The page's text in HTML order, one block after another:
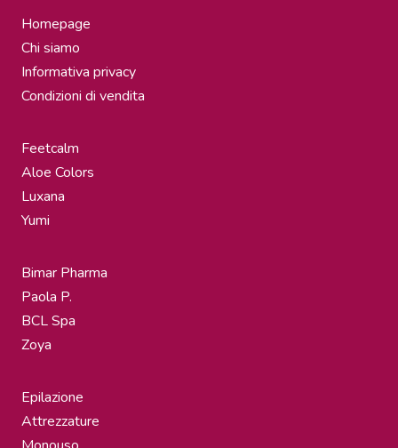
Homepage
Chi siamo
Informativa privacy
Condizioni di vendita
Feetcalm
Aloe Colors
Luxana
Yumi
Bimar Pharma
Paola P.
BCL Spa
Zoya
Epilazione
Attrezzature